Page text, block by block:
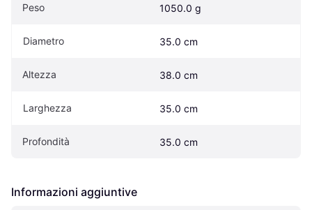
Peso 1050.0 g
Diametro 35.0 cm
Altezza 38.0 cm
Larghezza 35.0 cm
Profondità 35.0 cm
Informazioni aggiuntive